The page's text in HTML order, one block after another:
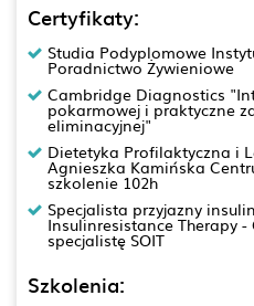
Certyfikaty:
Studia Podyplomowe
Poradnictwo Żywieniowe
Cambridge Diagnostics
pokarmowej i praktyczne
eliminacyjnej"
Dietetyka Profilaktyczna i
Agnieszka Kamińska
szkolenie 102h
Specjalista przyjazny
Insulinresistance Therapy
specjalistę SOIT
Szkolenia: